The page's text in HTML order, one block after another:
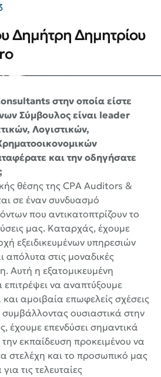
Δημήτρη Δημητρίου
στην οποία είστε
Σύμβουλος είναι leader
Λογιστικών,
και την οδηγήσατε
θέσης της CPA Auditors &
σε έναν συνδυασμό
που αντικατοπτρίζουν το
μας. Καταρχάς, έχουμε
εξειδικευμένων υπηρεσιών
στις μοναδικές
Αυτή η εξατομικευμένη
επιτρέψει να αναπτύξουμε
αμοιβαία επωφελείς σχέσεις
ουσιαστικά στην
έχουμε επενδύσει σημαντικά
εκπαίδευση προκειμένου να
στελέχη και το προσωπικό μας
τις τελευταίες